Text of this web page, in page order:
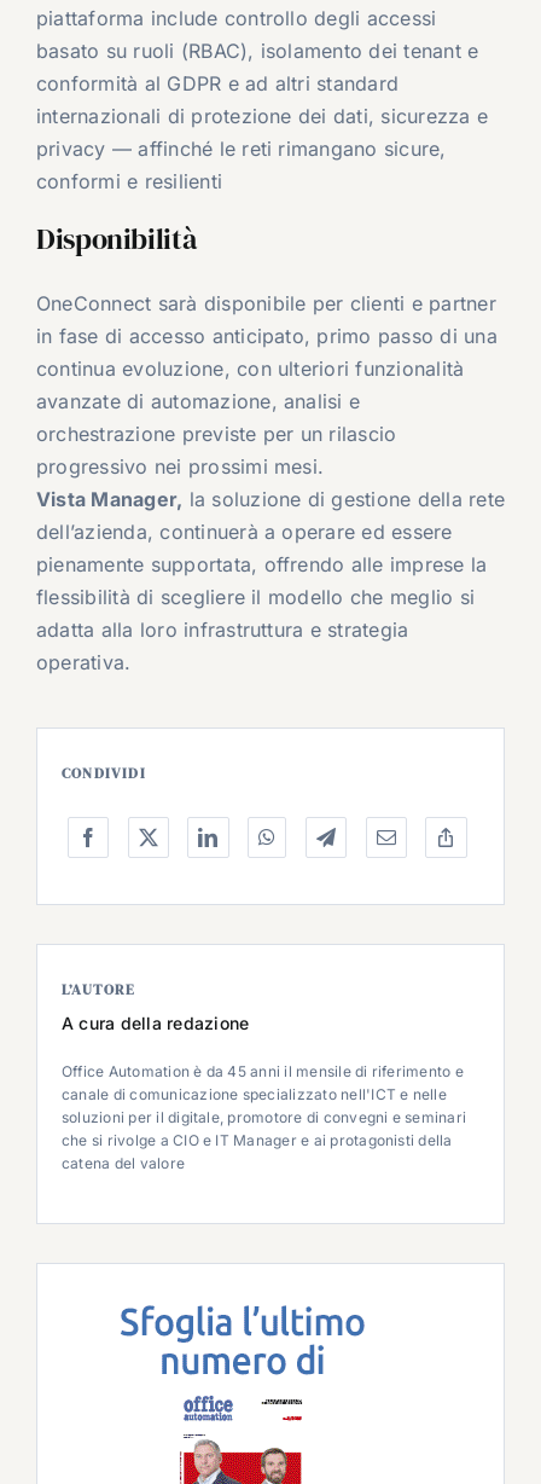
piattaforma include controllo degli accessi
basato su ruoli (RBAC), isolamento dei tenant e
conformità al GDPR e ad altri standard
internazionali di protezione dei dati, sicurezza e
privacy — affinché le reti rimangano sicure,
conformi e resilienti
Disponibilità
OneConnect sarà disponibile per clienti e partner
in fase di accesso anticipato, primo passo di una
continua evoluzione, con ulteriori funzionalità
avanzate di automazione, analisi e
orchestrazione previste per un rilascio
progressivo nei prossimi mesi.
Vista Manager, la soluzione di gestione della rete
dell’azienda, continuerà a operare ed essere
pienamente supportata, offrendo alle imprese la
flessibilità di scegliere il modello che meglio si
adatta alla loro infrastruttura e strategia
operativa.
CONDIVIDI
L’AUTORE
A cura della redazione
Office Automation è da 45 anni il mensile di riferimento e
canale di comunicazione specializzato nell'ICT e nelle
soluzioni per il digitale, promotore di convegni e seminari
che si rivolge a CIO e IT Manager e ai protagonisti della
catena del valore